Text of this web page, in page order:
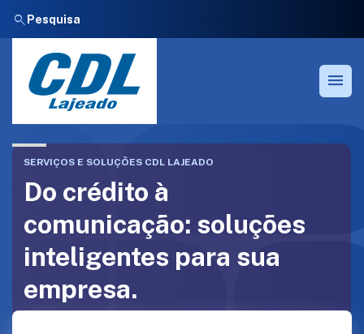
search
menu
SERVIÇOS E SOLUÇÕES CDL LAJEADO
Do crédito à
comunicação: soluções
inteligentes para sua
empresa.